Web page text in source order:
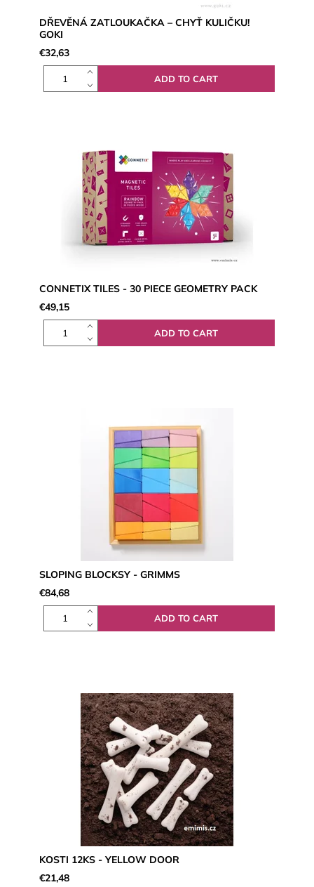
DŘEVĚNÁ ZATLOUKAČKA – CHYŤ KULIČKU!
GOKI
€32,63
CONNETIX TILES - 30 PIECE GEOMETRY PACK
€49,15
SLOPING BLOCKSY - GRIMMS
€84,68
KOSTI 12KS - YELLOW DOOR
€21,48